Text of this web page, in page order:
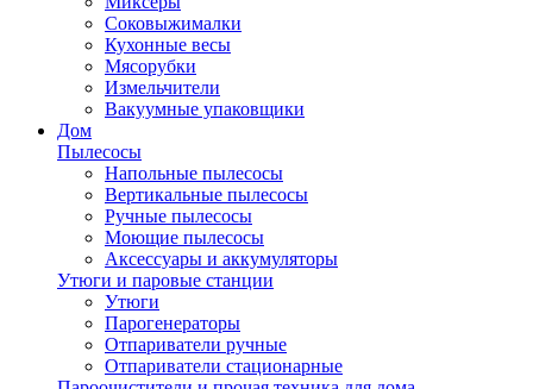
Соковыжималки
Кухонные весы
Мясорубки
Измельчители
Вакуумные упаковщики
Дом
Пылесосы
Напольные пылесосы
Вертикальные пылесосы
Ручные пылесосы
Моющие пылесосы
Аксессуары и аккумуляторы
Утюги и паровые станции
Утюги
Парогенераторы
Отпариватели ручные
Отпариватели стационарные